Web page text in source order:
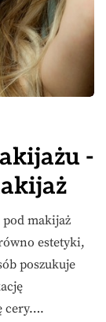
-
makijaż
estetyki,
poszukuje
cery….